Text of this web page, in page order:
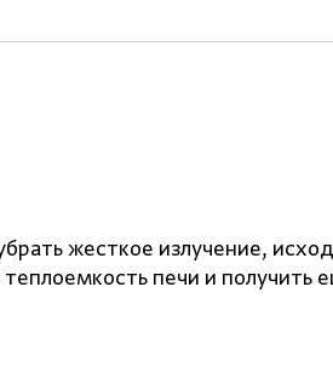
жесткое излучение,
печи и